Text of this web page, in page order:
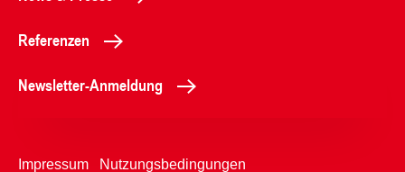
Referenzen
Newsletter-Anmeldung
Impressum Nutzungsbedingungen